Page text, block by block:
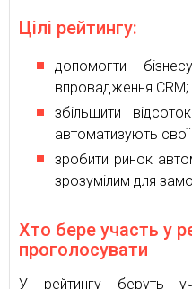
Цілі рейтингу:
допомогти
впровадження CRM;
збільшити
автоматизують
зробити ринок
зрозумілим для
Хто бере участь у
проголосувати
У рейтингу беруть